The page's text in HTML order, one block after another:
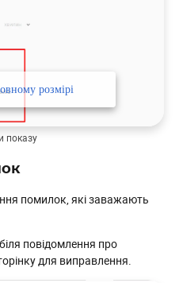
показу
помилок, які заважають
повідомлення про
для виправлення.